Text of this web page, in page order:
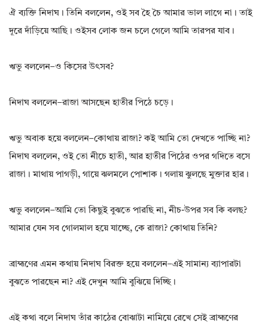
ঐ ব্যক্তি নিদাঘ। তিনি বললেন, ওই সব হৈ চৈ আমার ভাল লাগে না। তাই
দূরে দাঁড়িয়ে আছি। ওইসব লোক জন চলে গেলে আমি তারপর যাব।
ঋভু বললেন–ও কিসের উৎসব?
নিদাঘ বললেন–রাজা আসছেন হাতীর পিঠে চড়ে।
ঋভু অবাক হয়ে বললেন–কোথায় রাজা? কই আমি তো দেখতে পাচ্ছি না?
নিদাঘ বললেন, ওই তো নীচে হাতী, আর হাতীর পিঠের ওপর গদিতে বসে
রাজা। মাথায় পাগড়ী, গায়ে ঝলমলে পোশাক। গলায় ঝুলছে মুক্তার হার।
ঋভু বললেন–আমি তো কিছুই বুঝতে পারছি না, নীচ-উপর সব কি বলছ?
আমার যেন সব গোলমাল হয়ে যাচ্ছে, কে রাজা? কোথায় তিনি?
ব্রাহ্মণের এমন কথায় নিদাঘ বিরক্ত হয়ে বললেন–এই সামান্য ব্যাপারটা
বুঝতে পারছেন না? এই দেখুন আমি বুঝিয়ে দিচ্ছি।
এই কথা বলে নিদাঘ তাঁর কাঠের বোঝাটা নামিয়ে রেখে সেই ব্রাহ্মণের